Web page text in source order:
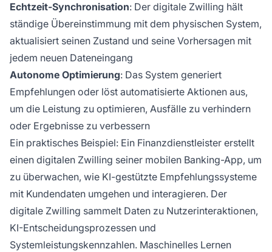
Echtzeit-Synchronisation: Der digitale Zwilling hält
ständige Übereinstimmung mit dem physischen System,
aktualisiert seinen Zustand und seine Vorhersagen mit
jedem neuen Dateneingang
Autonome Optimierung: Das System generiert
Empfehlungen oder löst automatisierte Aktionen aus,
um die Leistung zu optimieren, Ausfälle zu verhindern
oder Ergebnisse zu verbessern
Ein praktisches Beispiel: Ein Finanzdienstleister erstellt
einen digitalen Zwilling seiner mobilen Banking-App, um
zu überwachen, wie KI-gestützte Empfehlungssysteme
mit Kundendaten umgehen und interagieren. Der
digitale Zwilling sammelt Daten zu Nutzerinteraktionen,
KI-Entscheidungsprozessen und
Systemleistungskennzahlen. Maschinelles Lernen